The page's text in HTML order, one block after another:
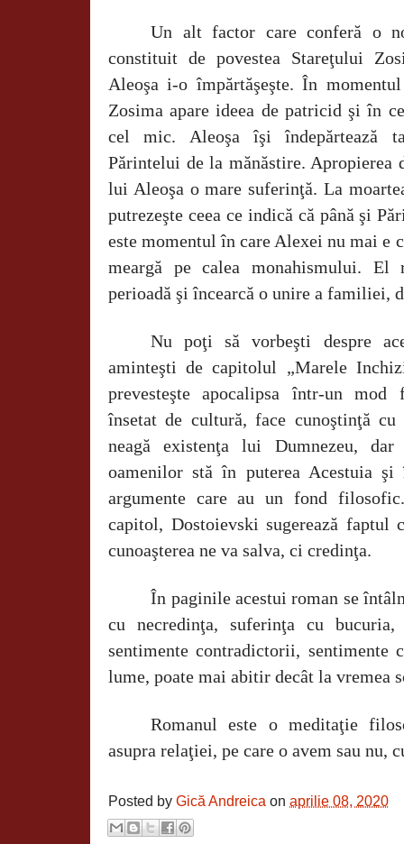
Un alt factor care conferă o
constituit de povestea Stareţului
Aleoşa i-o împărtăşeşte. În
Zosima apare ideea de patricid şi în
cel mic. Aleoşa îşi îndepărtează
Părintelui de la mănăstire.
lui Aleoşa o mare suferinţă. La
putrezeşte ceea ce indică că până şi
este momentul în care Alexei nu mai e
meargă pe calea monahismului.
perioadă şi încearcă o unire a familiei,
Nu poţi să vorbeşti despre
aminteşti de capitolul „Marele
prevesteşte apocalipsa într-un
însetat de cultură, face cunoştinţă
neagă existenţa lui Dumnezeu,
oamenilor stă în puterea Acestuia şi
argumente care au un fond
capitol, Dostoievski sugerează faptul
cunoaşterea ne va salva, ci credinţa.
În paginile acestui roman se
cu necredinţa, suferinţa cu
sentimente contradictorii, sentimente
lume, poate mai abitir decât la
Romanul este o meditaţie
asupra relaţiei, pe care o avem sau nu,
Posted by Gică Andreica on aprilie 08, 2020